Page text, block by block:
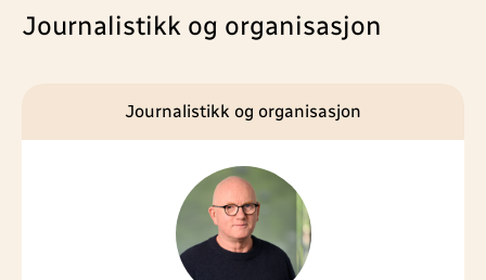
Journalistikk og organisasjon
Journalistikk og organisasjon